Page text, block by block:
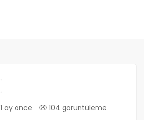
1 ay önce 104 görüntüleme